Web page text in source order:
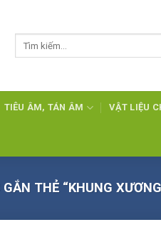
TIÊU ÂM, TÁN ÂM VẬT LIỆU
THẺ “KHUNG